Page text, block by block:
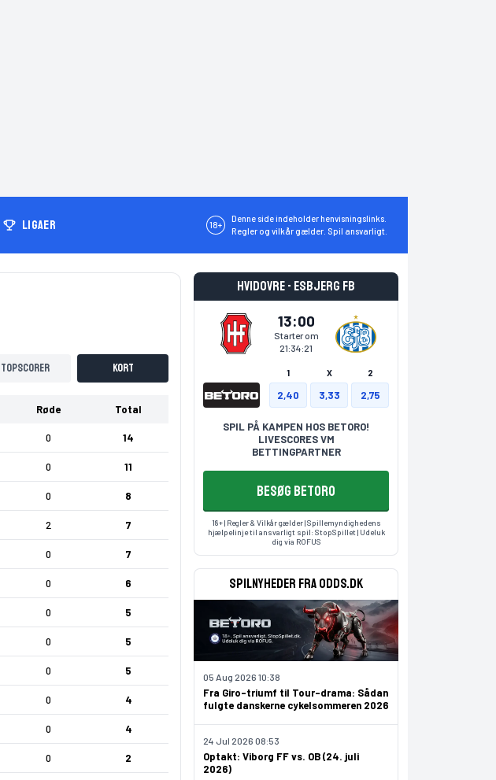
18+
Denne side indeholder henvisningslinks.
Regler og vilkår gælder. Spil ansvarligt.
LIGAER
Topscorer Kort
Røde Total
0 14
0 11
0 8
2 7
0 7
0 6
0 5
0 5
0 5
0 4
0 4
0 2
Hvidovre - Esbjerg fB
13:00
Starter om
21:34:20
1 X 2
2,40 3,33 2,75
SPIL PÅ KAMPEN HOS BETORO!
LIVESCORES VM
BETTINGPARTNER
BESØG BETORO
18+ | Regler & Vilkår gælder | Spillemyndighedens
hjælpelinje til ansvarligt spil:StopSpillet | Udeluk
dig via ROFUS
Spilnyheder fra odds.dk
Fra Giro-triumf til Tour-drama: Sådan
fulgte danskerne cykelsommeren 2026
05 Aug 2026 10:38
Optakt: Viborg FF vs. OB (24. juli
2026)
24 Jul 2026 08:53